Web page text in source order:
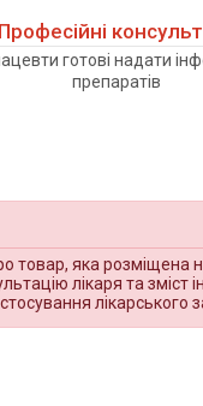
Професійні
готові надати
препаратів
товар, яка розміщена
лікаря та зміст
лікарського